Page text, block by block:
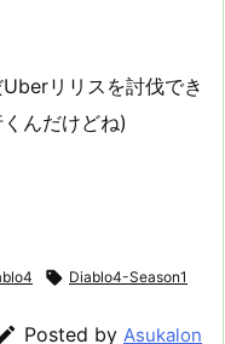
リリスを討伐でき
んだけどね)
 Diablo4-Season1
Posted by Asukalon